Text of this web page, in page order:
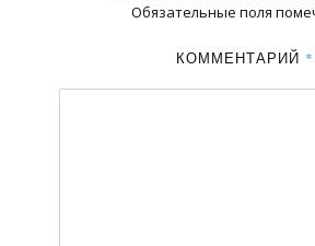
Обязательные поля
КОММЕНТАРИЙ *